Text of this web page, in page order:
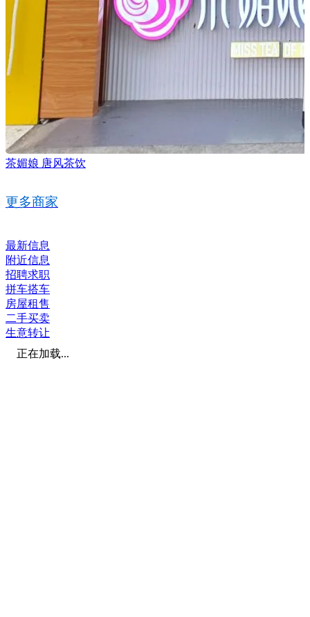
茶媚娘 唐风茶饮
更多商家
最新信息
附近信息
招聘求职
拼车搭车
房屋租售
二手买卖
生意转让
正在加载...